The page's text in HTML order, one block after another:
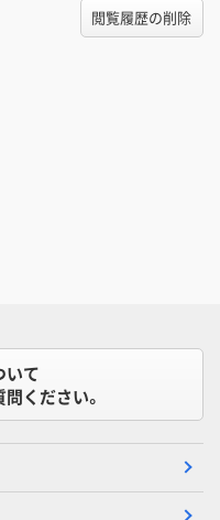
閲覧履歴の削除
いて
ください。